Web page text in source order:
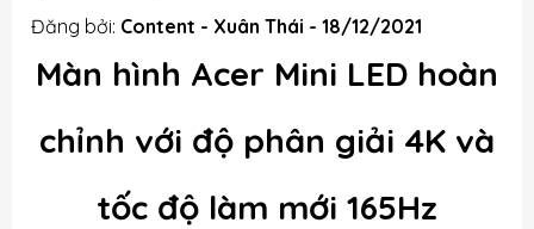
Đăng bởi: Content - Xuân Thái - 18/12/2021
Màn hình Acer Mini LED hoàn
chỉnh với độ phân giải 4K và
tốc độ làm mới 165Hz